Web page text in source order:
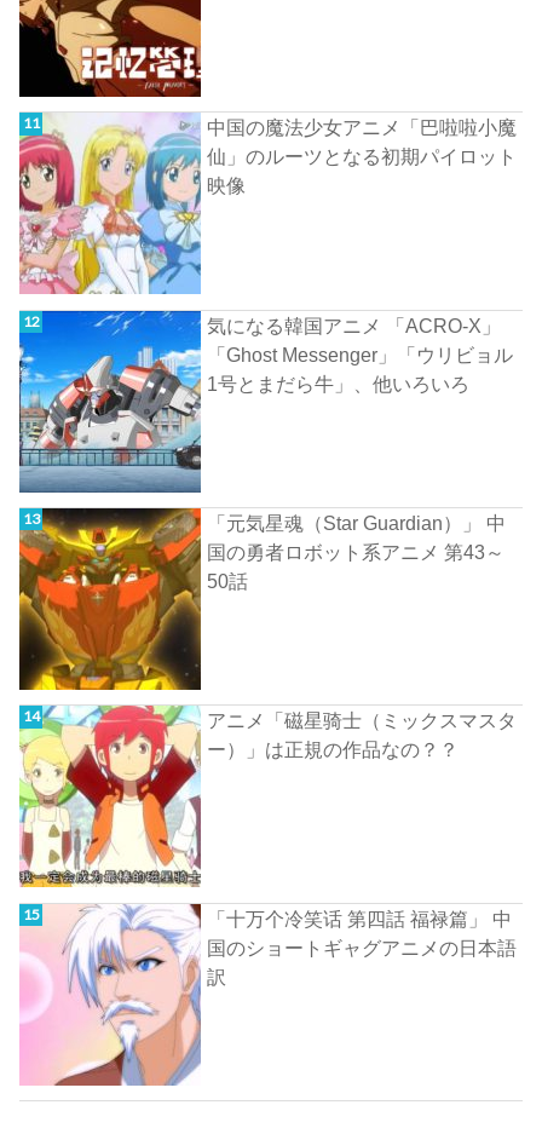
中国の魔法少女アニメ「巴啦啦小魔
仙」のルーツとなる初期パイロット
映像
気になる韓国アニメ 「ACRO-X」
「Ghost Messenger」「ウリビョル
1号とまだら牛」、他いろいろ
「元気星魂（Star Guardian）」 中
国の勇者ロボット系アニメ 第43～
50話
アニメ「磁星骑士（ミックスマスタ
ー）」は正規の作品なの？？
「十万个冷笑话 第四話 福禄篇」 中
国のショートギャグアニメの日本語
訳